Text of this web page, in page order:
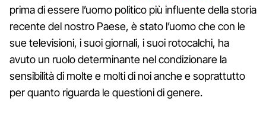
prima di essere l’uomo politico più influente della storia
recente del nostro Paese, è stato l’uomo che con le
sue televisioni, i suoi giornali, i suoi rotocalchi, ha
avuto un ruolo determinante nel condizionare la
sensibilità di molte e molti di noi anche e soprattutto
per quanto riguarda le questioni di genere.